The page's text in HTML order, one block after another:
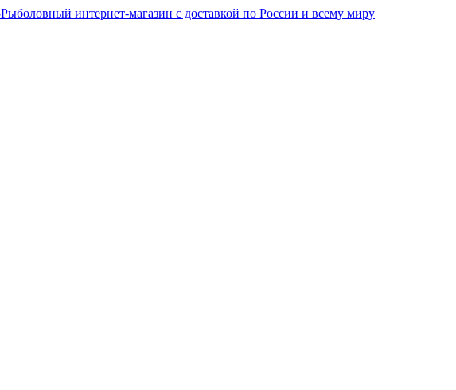
Рыболовный интернет-магазин с доставкой по России и всему миру